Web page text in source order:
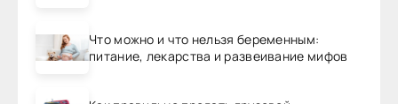
Что можно и что нельзя беременным:
питание, лекарства и развеивание мифов